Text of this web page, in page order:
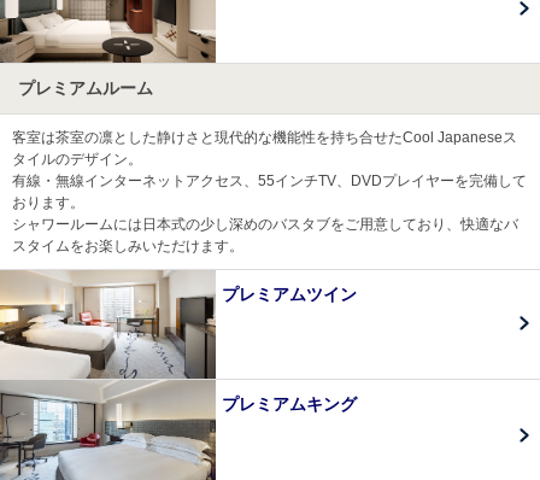
プレミアムルーム
客室は茶室の凛とした静けさと現代的な機能性を持ち合せたCool Japaneseス
タイルのデザイン。
有線・無線インターネットアクセス、55インチTV、DVDプレイヤーを完備して
おります。
シャワールームには日本式の少し深めのバスタブをご用意しており、快適なバ
スタイムをお楽しみいただけます。
プレミアムツイン
プレミアムキング